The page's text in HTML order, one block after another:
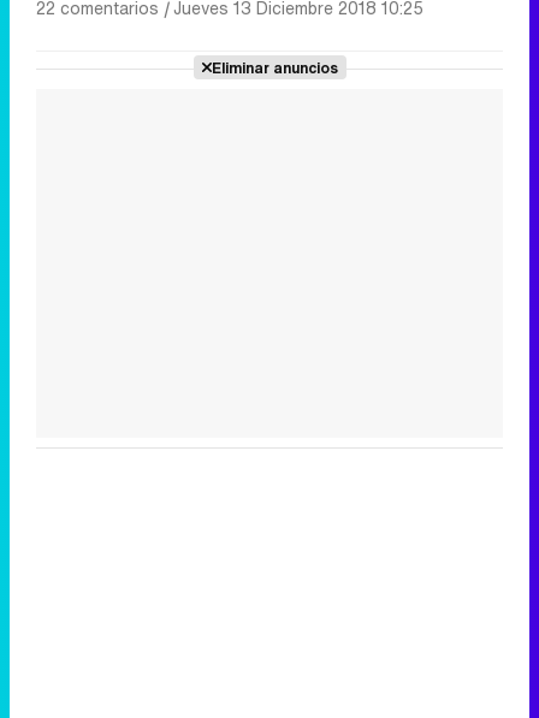
22 comentarios |Jueves 13 Diciembre 2018 10:25
Eliminar anuncios